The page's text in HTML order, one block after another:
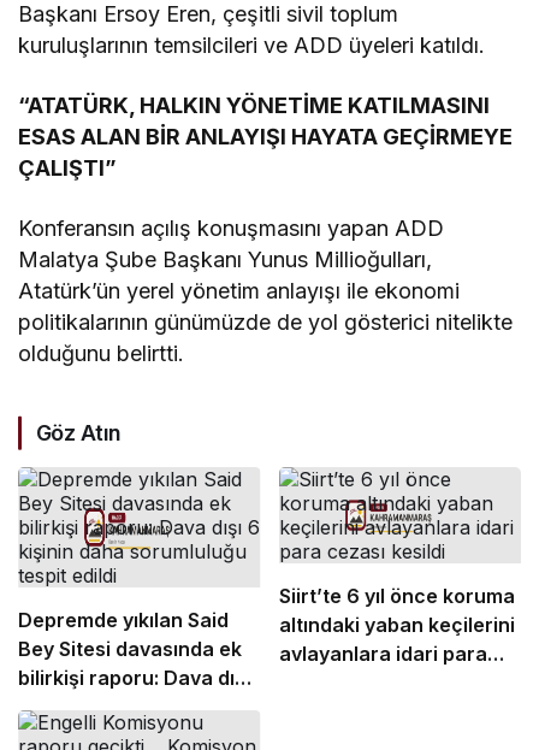
Başkanı Ersoy Eren, çeşitli sivil toplum
kuruluşlarının temsilcileri ve ADD üyeleri katıldı.
“ATATÜRK, HALKIN YÖNETİME KATILMASINI
ESAS ALAN BİR ANLAYIŞI HAYATA GEÇİRMEYE
ÇALIŞTI”
Konferansın açılış konuşmasını yapan ADD
Malatya Şube Başkanı Yunus Millioğulları,
Atatürk’ün yerel yönetim anlayışı ile ekonomi
politikalarının günümüzde de yol gösterici nitelikte
olduğunu belirtti.
Göz Atın
Depremde yıkılan Said
Bey Sitesi davasında ek
bilirkişi raporu: Dava dışı
6 kişinin daha
sorumluluğu tespit edildi
Siirt’te 6 yıl önce koruma
altındaki yaban keçilerini
avlayanlara idari para